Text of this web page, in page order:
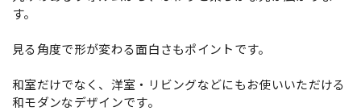
す。
見る角度で形が変わる面白さもポイントです。
和室だけでなく、洋室・リビングなどにもお使いいただける
和モダンなデザインです。